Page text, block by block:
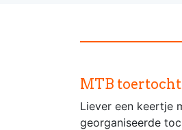
MTB
Liever een keertje
georganiseerde